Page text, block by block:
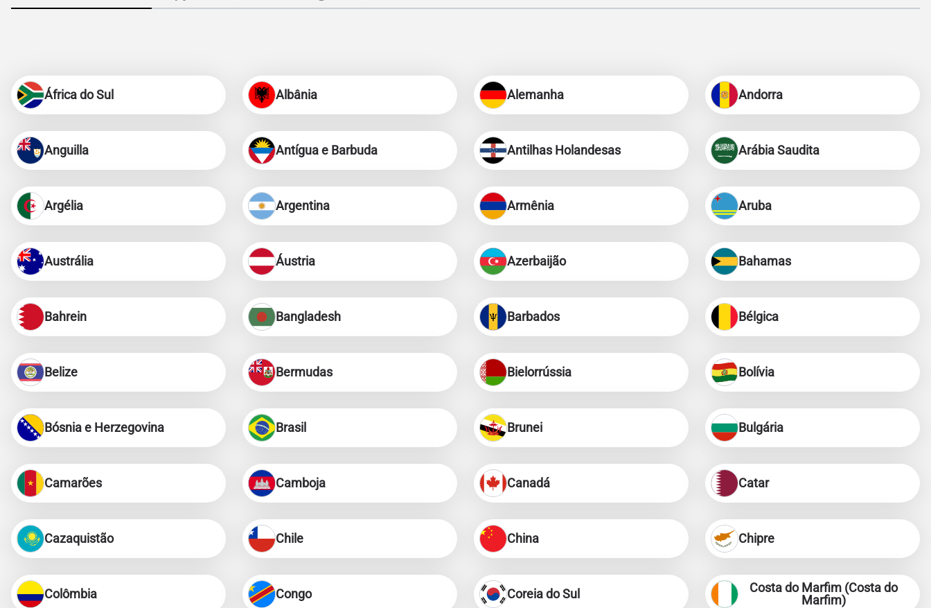
África do Sul Albânia Alemanha Andorra
Anguilla Antígua e Barbuda Antilhas Holandesas Arábia Saudita
Argélia Argentina Armênia Aruba
Austrália Áustria Azerbaijão Bahamas
Bahrein Bangladesh Barbados Bélgica
Belize Bermudas Bielorrússia Bolívia
Bósnia e Herzegovina Brasil Brunei Bulgária
Camarões Camboja Canadá Catar
Cazaquistão Chile China Chipre
Colômbia Congo Coreia do Sul
Costa do Marfim (Costa do
Marfim)